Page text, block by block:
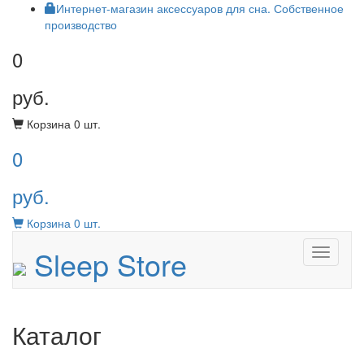
Интернет-магазин аксессуаров для сна. Собственное
производство
0
руб.
Корзина 0 шт.
0
руб.
Корзина 0 шт.
Menu
Sleep Store
Каталог